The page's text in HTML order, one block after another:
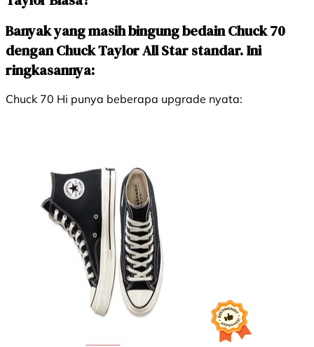
Banyak yang masih bingung bedain Chuck 70
dengan Chuck Taylor All Star standar. Ini
ringkasannya:
Chuck 70 Hi punya beberapa upgrade nyata: